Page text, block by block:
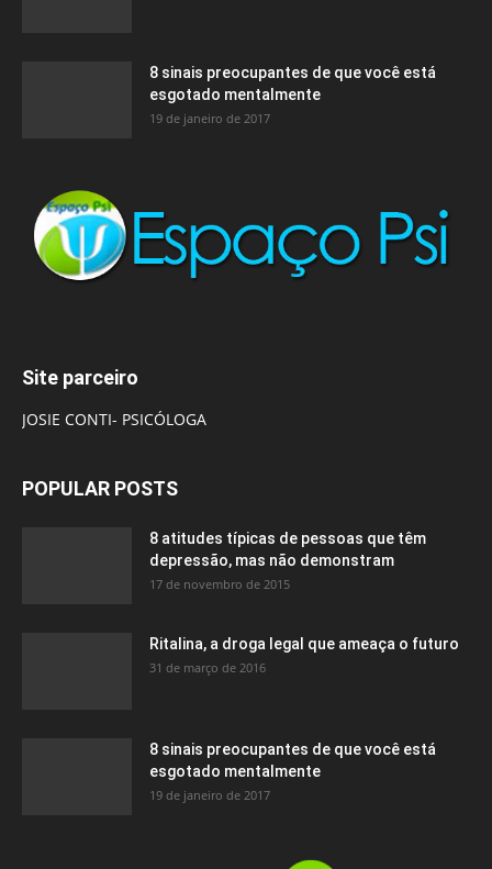
8 sinais preocupantes de que você está
esgotado mentalmente
19 de janeiro de 2017
Site parceiro
JOSIE CONTI- PSICÓLOGA
POPULAR POSTS
8 atitudes típicas de pessoas que têm
depressão, mas não demonstram
17 de novembro de 2015
Ritalina, a droga legal que ameaça o futuro
31 de março de 2016
8 sinais preocupantes de que você está
esgotado mentalmente
19 de janeiro de 2017